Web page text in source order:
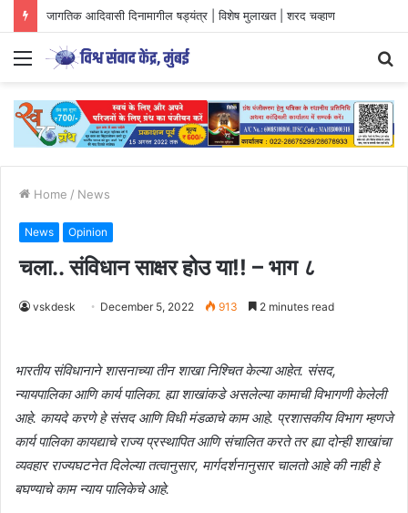
जागतिक आदिवासी दिनामागील षड्यंत्र | विशेष मुलाखत | शरद चव्हाण
Menu
Home / News
News Opinion
चला.. संविधान साक्षर होउ या!! – भाग ८
vskdesk December 5, 2022 913 2 minutes read
भारतीय संविधानाने शासनाच्या तीन शाखा निश्चित केल्या आहेत. संसद,
न्यायपालिका आणि कार्य पालिका. ह्या शाखांकडे असलेल्या कामाची विभागणी केलेली
आहे. कायदे करणे हे संसद आणि विधी मंडळाचे काम आहे. प्रशासकीय विभाग म्हणजे
कार्य पालिका कायद्याचे राज्य प्रस्थापित आणि संचालित करते तर ह्या दोन्ही शाखांचा
व्यवहार राज्यघटनेत दिलेल्या तत्वानुसार, मार्गदर्शनानुसार चालतो आहे की नाही हे
बघण्याचे काम न्याय पालिकेचे आहे.